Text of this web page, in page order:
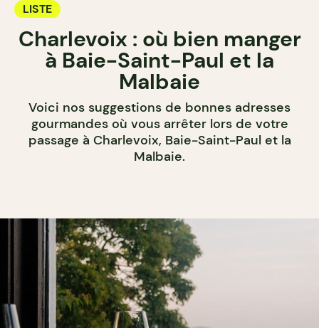
LISTE
Charlevoix : où bien manger
à Baie-Saint-Paul et la
Malbaie
Voici nos suggestions de bonnes adresses
gourmandes où vous arrêter lors de votre
passage à Charlevoix, Baie-Saint-Paul et la
Malbaie.